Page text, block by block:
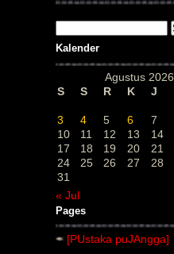
Kalender
Agustus 2026
S
S R K J
3
4 5 6 7
10
11 12 13 14
17
18 19 20 21
24
25 26 27 28
31
« Jul
Pages
[PUstaka puJAngga]